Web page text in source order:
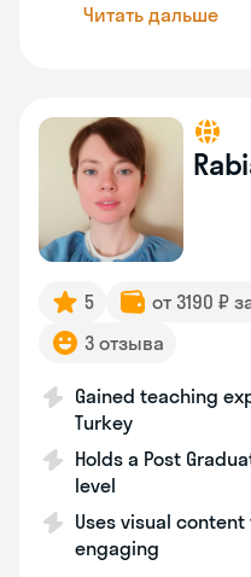
Читать дальше
5 от 3190 ₽
3 отзыва
Gained teaching
Turkey
Holds a Post
level
Uses visual
engaging